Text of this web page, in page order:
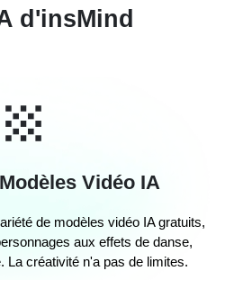
d'insMind
Vidéo IA
de modèles vidéo IA gratuits,
aux effets de danse,
La créativité n'a pas de limites.